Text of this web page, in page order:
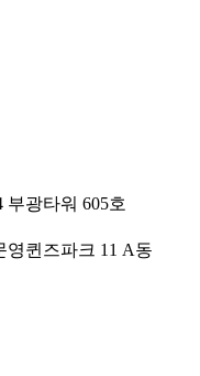
부광타워 605호
영퀸즈파크 11 A동